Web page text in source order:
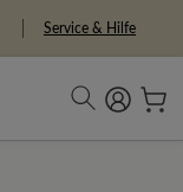
Service & Hilfe